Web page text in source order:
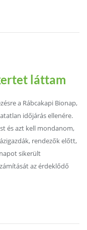
láttam
a Rábcakapi Bionap,
időjárás ellenére.
és azt kell mondanom,
rendezők előtt,
sikerült
az érdeklődő